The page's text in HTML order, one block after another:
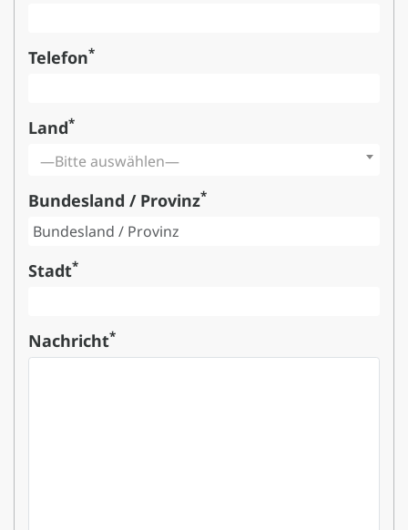
Telefon*
Land*
—Bitte auswählen—
Bundesland / Provinz*
Stadt*
Nachricht*